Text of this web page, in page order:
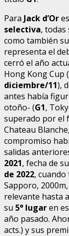
Para Jack d’Or
selectiva,
como también su
representa el
cerró el año
Hong Kong Cup (
diciembre/11),
antes había
otoño- (G1,
superado por el
Chateau
compromiso
salidas
2021, fecha de
de 2022,
Sapporo,
relevante hasta
su 5° lugaren
año pasado.
acts.) y sus